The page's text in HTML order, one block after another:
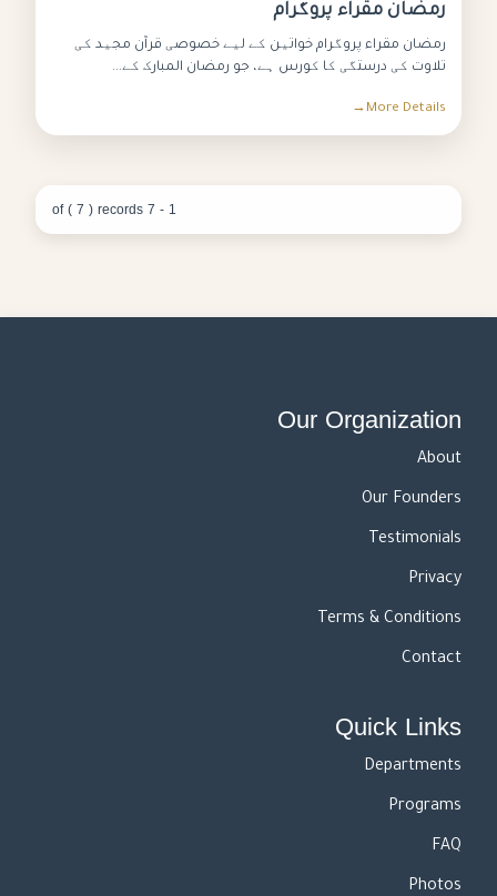
رمضان مقراء پروگرام
رمضان مقراء پروگرام خواتین کے لیے خصوصی قرآن مجید کی
تلاوت کی درستگی کا کورس ہے، جو رمضان المبارک کے...
More Details
1 - 7 of ( 7 ) records
Our Organization
About
Our Founders
Testimonials
Privacy
Terms & Conditions
Contact
Quick Links
Departments
Programs
FAQ
Photos